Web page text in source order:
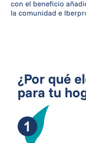
con el beneficio
la comunidad e
¿Por qué
para tu